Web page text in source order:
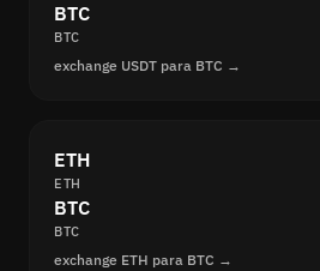
BTC
BTC
exchange USDT para BTC →
ETH
ETH
BTC
BTC
exchange ETH para BTC →